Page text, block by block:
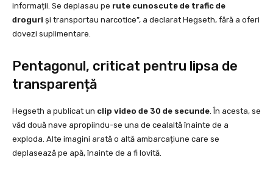
informații. Se deplasau pe rute cunoscute de trafic de
droguri și transportau narcotice”, a declarat Hegseth, fără a oferi
dovezi suplimentare.
Pentagonul, criticat pentru lipsa de
transparență
Hegseth a publicat un clip video de 30 de secunde . În acesta, se
văd două nave apropiindu-se una de cealaltă înainte de a
exploda. Alte imagini arată o altă ambarcațiune care se
deplasează pe apă, înainte de a fi lovită.